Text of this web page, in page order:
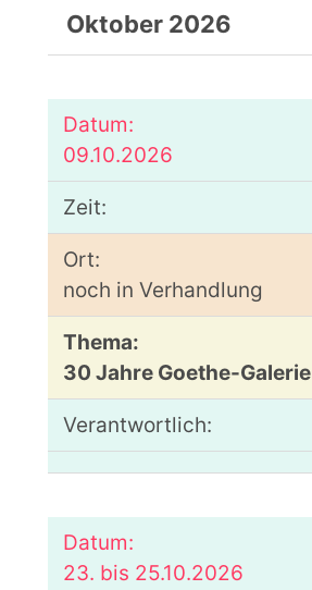
Oktober 2026
09.10.2026
noch in Verhandlung
30 Jahre Goethe-Galerie
23. bis 25.10.2026